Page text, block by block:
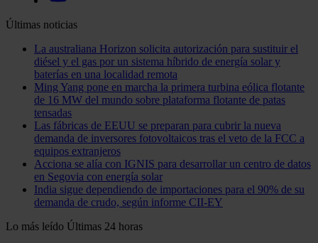
Últimas noticias
La australiana Horizon solicita autorización para sustituir el
diésel y el gas por un sistema híbrido de energía solar y
baterías en una localidad remota
Ming Yang pone en marcha la primera turbina eólica flotante
de 16 MW del mundo sobre plataforma flotante de patas
tensadas
Las fábricas de EEUU se preparan para cubrir la nueva
demanda de inversores fotovoltaicos tras el veto de la FCC a
equipos extranjeros
Acciona se alía con IGNIS para desarrollar un centro de datos
en Segovia con energía solar
India sigue dependiendo de importaciones para el 90% de su
demanda de crudo, según informe CII-EY
Lo más leído Últimas 24 horas